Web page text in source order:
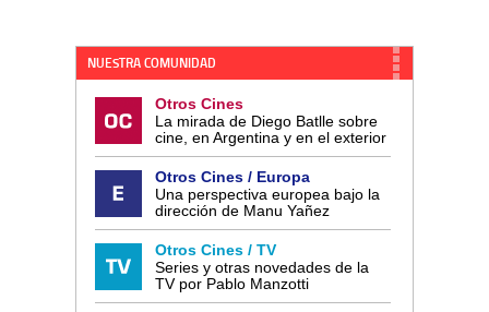
NUESTRA COMUNIDAD
Otros Cines
La mirada de Diego Batlle sobre
cine, en Argentina y en el exterior
Otros Cines / Europa
Una perspectiva europea bajo la
dirección de Manu Yañez
Otros Cines / TV
Series y otras novedades de la
TV por Pablo Manzotti